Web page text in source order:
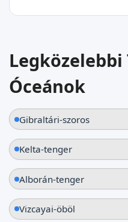
Spanyolország
Legközelebbi
Óceánok
Gibraltári-szoros
Kelta-tenger
Alborán-tenger
Vizcayai-öböl